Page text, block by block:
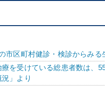
市区町村健診・検診からみ
療を受けている総患者数は
」より